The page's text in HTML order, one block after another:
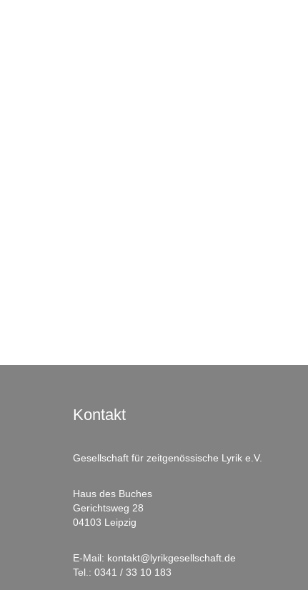
Kontakt
Gesellschaft für zeitgenössische Lyrik e.V.
Haus des Buches
Gerichtsweg 28
04103 Leipzig
E-Mail: kontakt@lyrikgesellschaft.de
Tel.: 0341 / 33 10 183